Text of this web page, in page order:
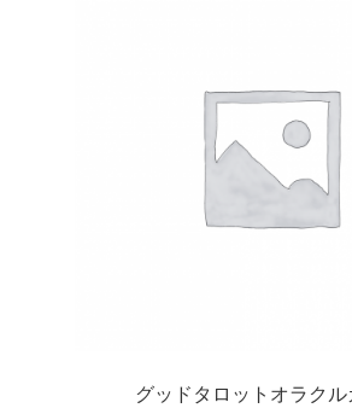
グッドタロットオラクル